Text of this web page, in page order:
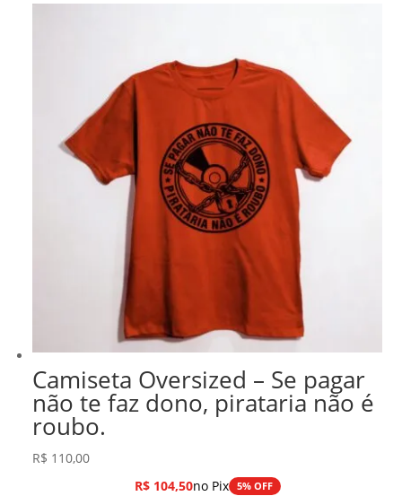
Camiseta Oversized – Se pagar
não te faz dono, pirataria não é
roubo.
R$ 110,00
R$104,50no Pix 5% OFF